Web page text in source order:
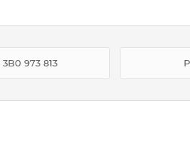
973 813